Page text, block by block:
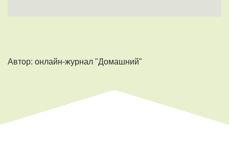
Автор: онлайн-журнал "Домашний"